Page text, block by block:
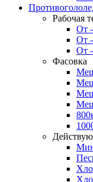
Рабочая
От
От
От
Фасовка